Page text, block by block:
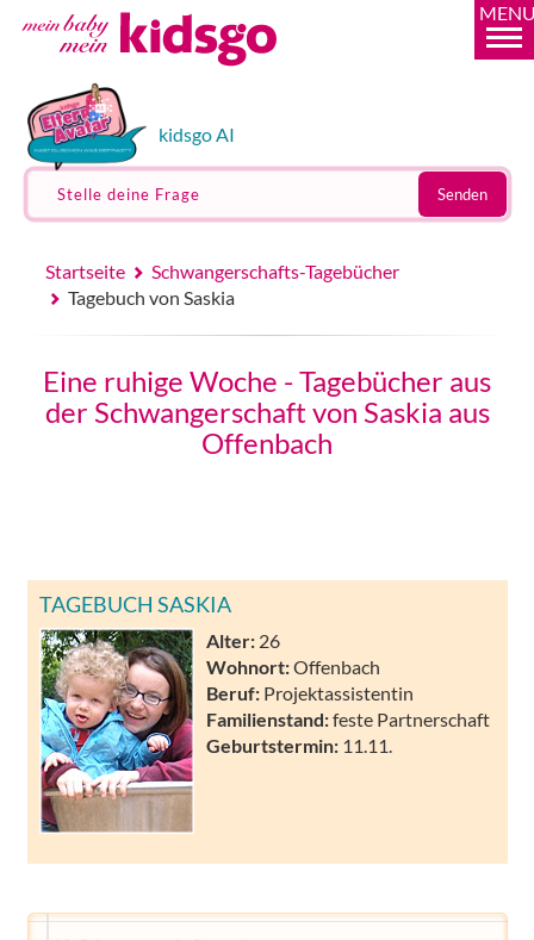
kidsgo AI
Stelle deine Frage Senden
Startseite
Schwangerschafts-Tagebücher
Tagebuch von Saskia
Eine ruhige Woche - Tagebücher aus
der Schwangerschaft von Saskia aus
Offenbach
TAGEBUCH SASKIA
Alter: 26
Wohnort:Offenbach
Beruf: Projektassistentin
Familienstand:feste Partnerschaft
Geburtstermin: 11.11.